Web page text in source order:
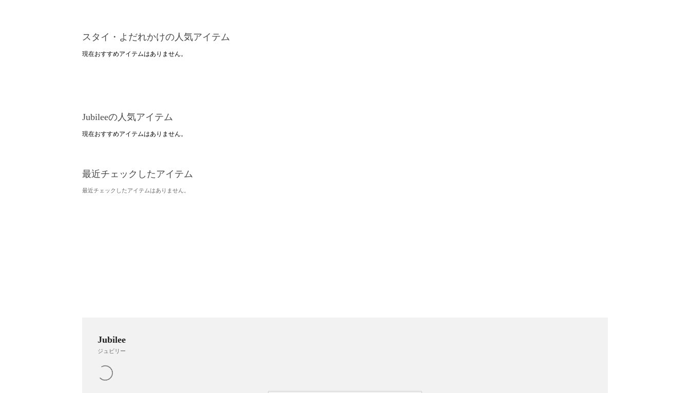
スタイ・よだれかけの人気アイテム
現在おすすめアイテムはありません。
Jubileeの人気アイテム
現在おすすめアイテムはありません。
最近チェックしたアイテム
最近チェックしたアイテムはありません。
Jubilee
ジュビリー